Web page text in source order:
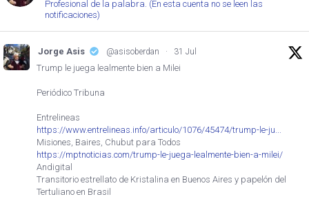
Profesional de la palabra. (En esta cuenta no se leen las
notificaciones)
Jorge Asis @asisoberdan · 31 Jul
Trump le juega lealmente bien a Milei
Periódico Tribuna
Entrelineas
https://www.entrelineas.info/articulo/1076/45474/trump-le-ju...
Misiones, Baires, Chubut para Todos
https://mptnoticias.com/trump-le-juega-lealmente-bien-a-milei/
Andigital
Transitorio estrellato de Kristalina en Buenos Aires y papelón del
Tertuliano en Brasil